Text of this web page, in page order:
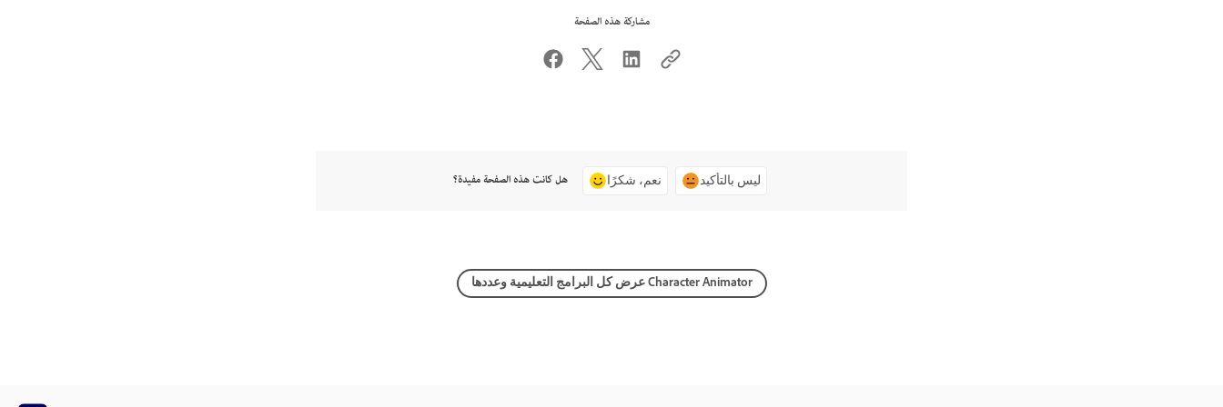
مشاركة هذه الصفحة
هل كانت هذه الصفحة مفيدة؟ نعم، شكرًا ليس بالتأكيد
عرض كل البرامج التعليمية وعددها Character Animator